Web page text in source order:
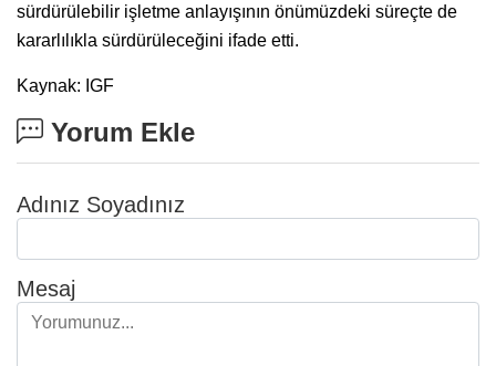
sürdürülebilir işletme anlayışının önümüzdeki süreçte de
kararlılıkla sürdürüleceğini ifade etti.
Kaynak: IGF
Yorum Ekle
Adınız Soyadınız
Mesaj